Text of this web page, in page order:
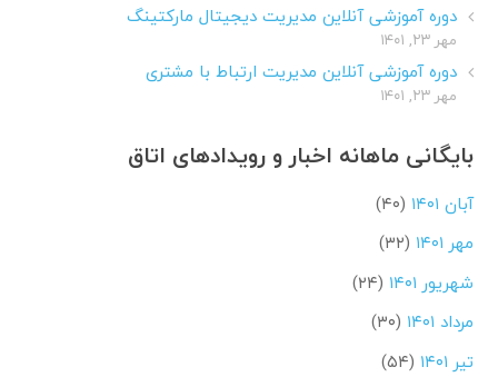
دوره آموزشی آنلاین مدیریت دیجیتال مارکتینگ
مهر ۲۳, ۱۴۰۱
دوره آموزشی آنلاین مدیریت ارتباط با مشتری
مهر ۲۳, ۱۴۰۱
بایگانی ماهانه اخبار و رویدادهای اتاق
آبان ۱۴۰۱
(۴۰)
مهر ۱۴۰۱
(۳۲)
شهریور ۱۴۰۱
(۲۴)
مرداد ۱۴۰۱
(۳۰)
تیر ۱۴۰۱
(۵۴)